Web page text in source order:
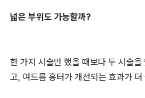
넓은 부위도 가능할까?
한 가지 시술만 했을 때보다 두 시술을
고, 여드름 흉터가 개선되는 효과가 더